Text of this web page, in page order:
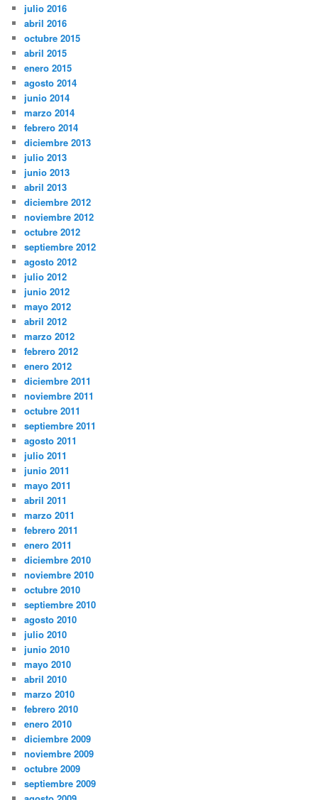
julio 2016
abril 2016
octubre 2015
abril 2015
enero 2015
agosto 2014
junio 2014
marzo 2014
febrero 2014
diciembre 2013
julio 2013
junio 2013
abril 2013
diciembre 2012
noviembre 2012
octubre 2012
septiembre 2012
agosto 2012
julio 2012
junio 2012
mayo 2012
abril 2012
marzo 2012
febrero 2012
enero 2012
diciembre 2011
noviembre 2011
octubre 2011
septiembre 2011
agosto 2011
julio 2011
junio 2011
mayo 2011
abril 2011
marzo 2011
febrero 2011
enero 2011
diciembre 2010
noviembre 2010
octubre 2010
septiembre 2010
agosto 2010
julio 2010
junio 2010
mayo 2010
abril 2010
marzo 2010
febrero 2010
enero 2010
diciembre 2009
noviembre 2009
octubre 2009
septiembre 2009